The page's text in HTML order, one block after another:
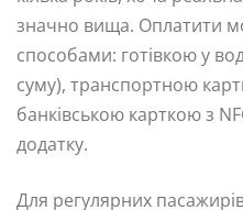
значно вища. Оплатити
способами: готівкою у
суму), транспортною
банківською карткою з
додатку.
Для регулярних